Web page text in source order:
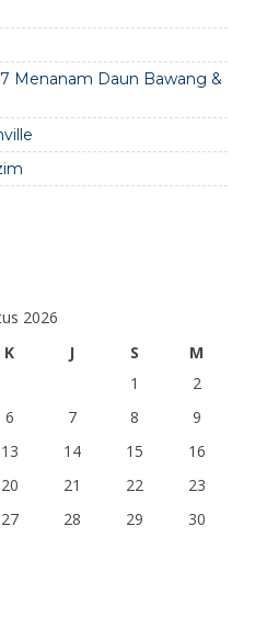
Menanam Daun Bawang &
2026
K J S
M
1
2
6 7 8
9
13 14 15
16
20 21 22
23
27 28 29
30